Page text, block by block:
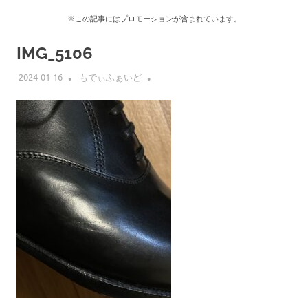
※この記事にはプロモーションが含まれています。
IMG_5106
2024-01-16 もでぃふぁいど